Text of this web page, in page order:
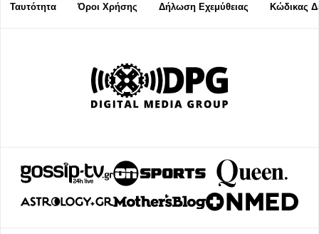
Ταυτότητα Όροι Χρήσης Δήλωση Εχεμύθειας Κώδικας